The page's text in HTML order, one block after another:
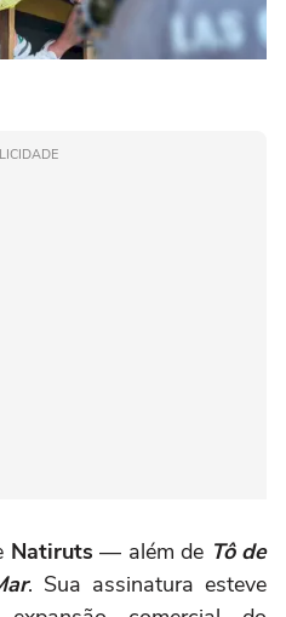
Natiruts — além de Tô de
. Sua assinatura esteve